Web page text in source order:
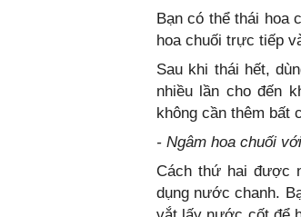
Bạn có thể thái hoa
hoa chuối trực tiếp
Sau khi thái hết,
nhiều lần cho đến
không cần thêm bất
- Ngâm hoa chuối
Cách thứ hai được
dụng nước chanh.